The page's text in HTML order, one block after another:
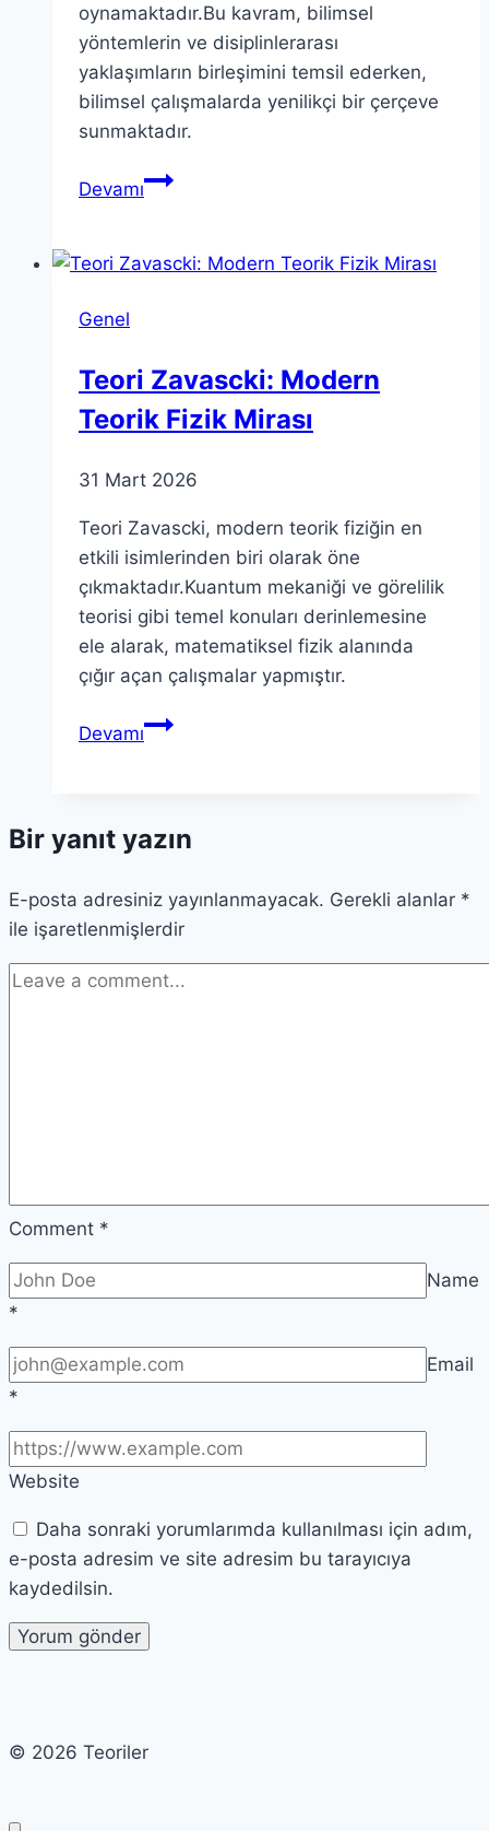
oynamaktadır.Bu kavram, bilimsel
yöntemlerin ve disiplinlerarası
yaklaşımların birleşimini temsil ederken,
bilimsel çalışmalarda yenilikçi bir çerçeve
sunmaktadır.
DevamıTeori:
ve
Genel
Teori Zavascki: Modern
Teorik Fizik Mirası
31 Mart 2026
Teori Zavascki, modern teorik fiziğin en
etkili isimlerinden biri olarak öne
çıkmaktadır.Kuantum mekaniği ve görelilik
teorisi gibi temel konuları derinlemesine
ele alarak, matematiksel fizik alanında
çığır açan çalışmalar yapmıştır.
DevamıTeori
Fizik
Bir yanıt yazın
E-posta adresiniz yayınlanmayacak. Gerekli alanlar *
ile işaretlenmişlerdir
Comment *
Name
*
Email
*
Website
Daha sonraki yorumlarımda kullanılması için adım,
e-posta adresim ve site adresim bu tarayıcıya
kaydedilsin.
© 2026 Teoriler